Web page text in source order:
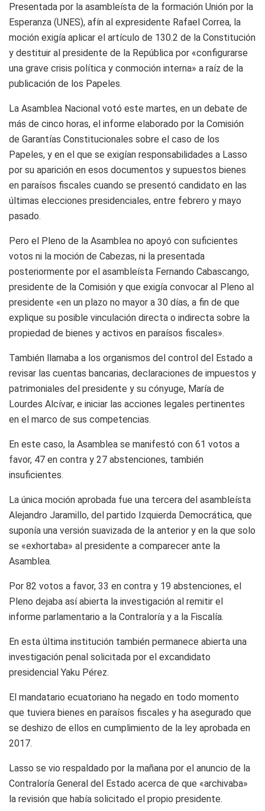
Presentada por la asambleísta de la formación Unión por la
Esperanza (UNES), afín al expresidente Rafael Correa, la
moción exigía aplicar el artículo de 130.2 de la Constitución
y destituir al presidente de la República por «configurarse
una grave crisis política y conmoción interna» a raíz de la
publicación de los Papeles.
La Asamblea Nacional votó este martes, en un debate de
más de cinco horas, el informe elaborado por la Comisión
de Garantías Constitucionales sobre el caso de los
Papeles, y en el que se exigían responsabilidades a Lasso
por su aparición en esos documentos y supuestos bienes
en paraísos fiscales cuando se presentó candidato en las
últimas elecciones presidenciales, entre febrero y mayo
pasado.
Pero el Pleno de la Asamblea no apoyó con suficientes
votos ni la moción de Cabezas, ni la presentada
posteriormente por el asambleísta Fernando Cabascango,
presidente de la Comisión y que exigía convocar al Pleno al
presidente «en un plazo no mayor a 30 días, a fin de que
explique su posible vinculación directa o indirecta sobre la
propiedad de bienes y activos en paraísos fiscales».
También llamaba a los organismos del control del Estado a
revisar las cuentas bancarias, declaraciones de impuestos y
patrimoniales del presidente y su cónyuge, María de
Lourdes Alcívar, e iniciar las acciones legales pertinentes
en el marco de sus competencias.
En este caso, la Asamblea se manifestó con 61 votos a
favor, 47 en contra y 27 abstenciones, también
insuficientes.
La única moción aprobada fue una tercera del asambleísta
Alejandro Jaramillo, del partido Izquierda Democrática, que
suponía una versión suavizada de la anterior y en la que solo
se «exhortaba» al presidente a comparecer ante la
Asamblea.
Por 82 votos a favor, 33 en contra y 19 abstenciones, el
Pleno dejaba así abierta la investigación al remitir el
informe parlamentario a la Contraloría y a la Fiscalía.
En esta última institución también permanece abierta una
investigación penal solicitada por el excandidato
presidencial Yaku Pérez.
El mandatario ecuatoriano ha negado en todo momento
que tuviera bienes en paraísos fiscales y ha asegurado que
se deshizo de ellos en cumplimiento de la ley aprobada en
2017.
Lasso se vio respaldado por la mañana por el anuncio de la
Contraloría General del Estado acerca de que «archivaba»
la revisión que había solicitado el propio presidente.